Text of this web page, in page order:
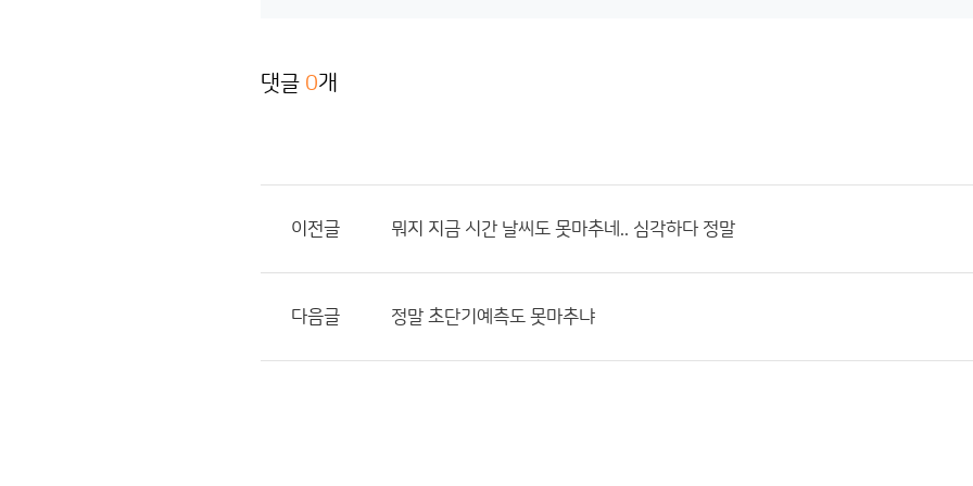
댓글 0개
이전글 뭐지 지금 시간 날씨도 못마추네.. 심각하다 정말
다음글 정말 초단기예측도 못마추냐